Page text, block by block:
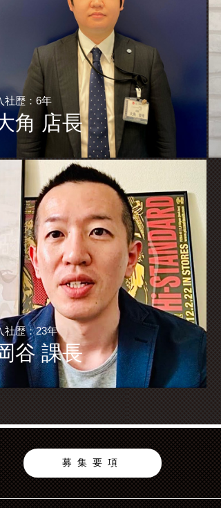
社歴：6年
角 店長
社歴：23年
谷 課長
募集要項